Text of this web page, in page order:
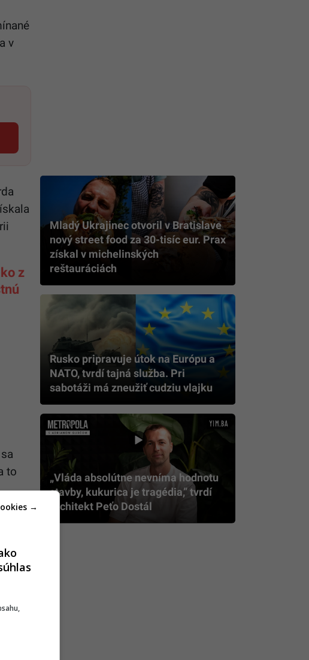
v
z
to
Mladý Ukrajinec otvoril v Bratislave
nový street food za 30-tisíc eur. Prax
získal v michelinských
reštauráciách
Rusko pripravuje útok na Európu a
NATO, tvrdí tajná služba. Pri
sabotáži má zneužiť cudziu vlajku
„Vláda absolútne nevníma hodnotu
stavby, kukurica je tragédia,” tvrdí
architekt Peťo Dostál
→